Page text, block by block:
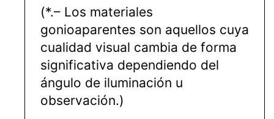
(*.– Los materiales
gonioaparentes son aquellos cuya
cualidad visual cambia de forma
significativa dependiendo del
ángulo de iluminación u
observación.)